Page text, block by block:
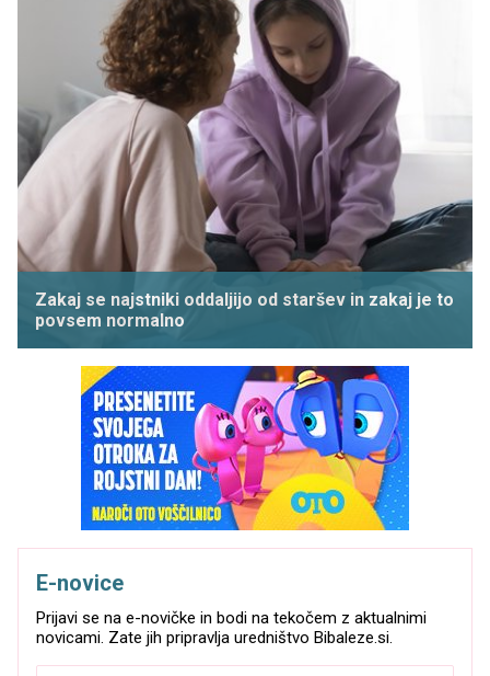
Zakaj se najstniki oddaljijo od staršev in zakaj je to
povsem normalno
E-novice
Prijavi se na e-novičke in bodi na tekočem z aktualnimi
novicami. Zate jih pripravlja uredništvo Bibaleze.si.